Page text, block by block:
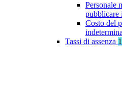
Personale
pubblicare
Costo del
Tassi di assenza